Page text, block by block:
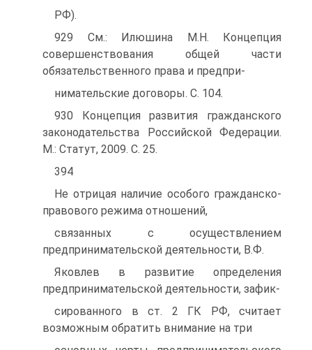
РФ).
929 См.: Илюшина М.Н. Концепция
совершенствования общей части
обязательственного права и предпри-
нимательские договоры. С. 104.
930 Концепция развития гражданского
законодательства Российской Федерации.
М.: Статут, 2009. С. 25.
394
Не отрицая наличие особого гражданско-
правового режима отношений,
связанных с осуществлением
предпринимательской деятельности, В.Ф.
Яковлев в развитие определения
предпринимательской деятельности, зафик-
сированного в ст. 2 ГК РФ, считает
возможным обратить внимание на три